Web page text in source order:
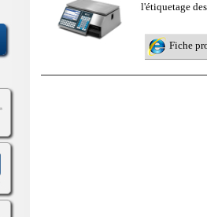
l'étiquetage
Fiche